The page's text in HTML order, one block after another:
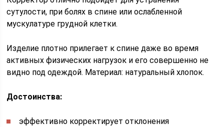
сутулости, при болях в спине или ослабленной
мускулатуре грудной клетки.
Изделие плотно прилегает к спине даже во время
активных физических нагрузок и его совершенно не
видно под одеждой. Материал: натуральный хлопок.
Достоинства:
эффективно корректирует отклонения